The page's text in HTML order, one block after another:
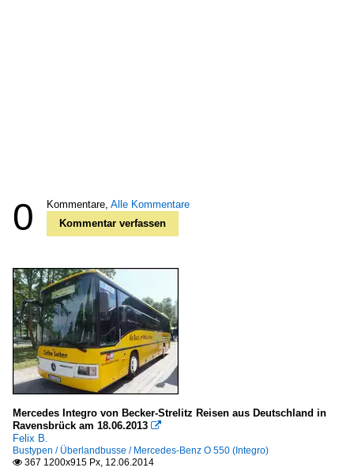
0 Kommentare, Alle Kommentare
Kommentar verfassen
Mercedes Integro von Becker-Strelitz Reisen aus Deutschland in
Ravensbrück am 18.06.2013 
Felix B.
Bustypen / Überlandbusse / Mercedes-Benz O 550 (Integro)
 367 1200x915 Px, 12.06.2014